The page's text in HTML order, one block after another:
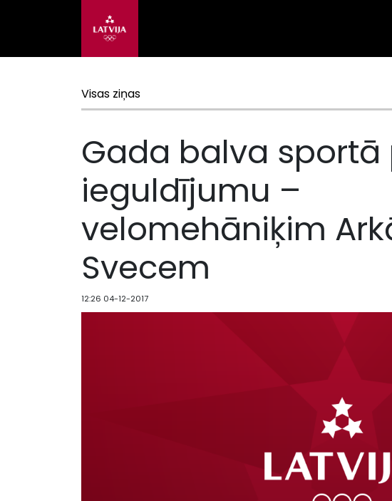
Visas ziņas
Gada balva sportā
ieguldījumu –
velomehāniķim
Svecem
12:26 04-12-2017